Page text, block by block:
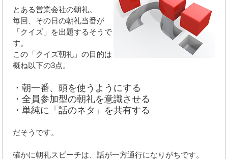
とある営業会社の朝礼。
毎回、その日の朝礼当番が
「クイズ」を出題するそうで
す。
この「クイズ朝礼」の目的は
概ね以下の3点。
・朝一番、頭を使うようにする
・全員参加型の朝礼を意識させる
・単純に「話のネタ」を共有する
だそうです。
確かに朝礼スピーチは、話が一方通行になりがちです。